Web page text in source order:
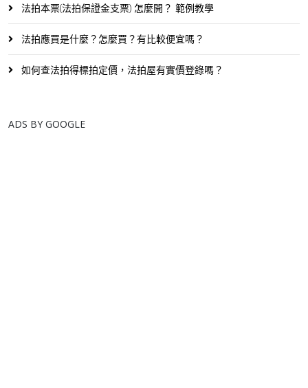
法拍本票(法拍保證金支票) 怎麼開？ 範例教學
法拍應買是什麼？怎麼買？有比較便宜嗎？
如何查法拍得標拍定價，法拍屋有實價登錄嗎？
ADS BY GOOGLE